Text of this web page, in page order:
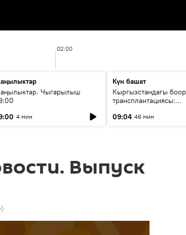
02:00
Чыгарылыш
4 мин
Күн башат
Кыргызстандагы боор
трансплантациясы:
келечеги
09:04 46 мин
Выпуск
)